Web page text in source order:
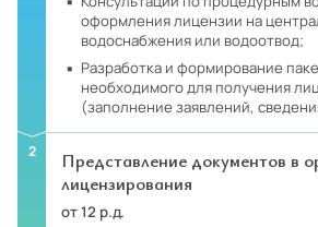
оформления лицензии на
водоснабжения или водоотвод;
разработка и формирование пакета документов
необходимого для получения
(заполнение заявлений,
Представление документов в
лицензирования
от 12 р.д.